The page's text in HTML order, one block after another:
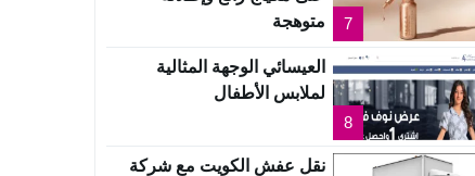
7
متوهجة
8
العيسائي الوجهة المثالية
لملابس الأطفال
نقل عفش الكويت مع شركة